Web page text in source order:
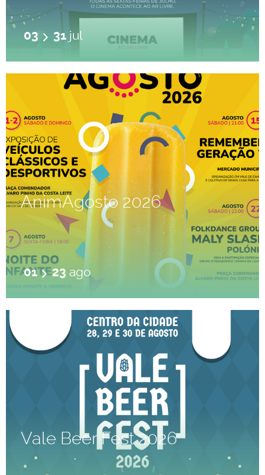
03 31 jul
AnimAgosto 2026
01 23 ago
Vale Beer Fest 2026